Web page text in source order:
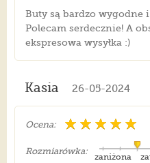
Buty są bardzo wygodne
Polecam serdecznie! A
ekspresowa wysyłka :)
Kasia 26-05-2024
Ocena:
Rozmiarówka:
zaniżona